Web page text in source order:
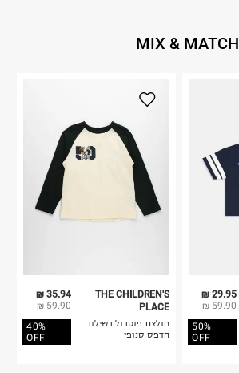
MIX & MATCH
35.94 ₪
59.90 ₪
40%
OFF
THE CHILDREN'S
PLACE
חולצת פוטבול בשילוב
הדפס סנופי
29.95 ₪
59.90 ₪
50%
OFF